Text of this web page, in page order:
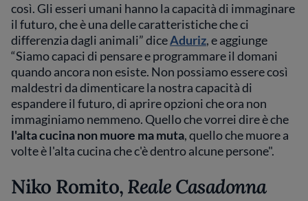
così. Gli esseri umani hanno la capacità di immaginare
il futuro, che è una delle caratteristiche che ci
differenzia dagli animali” diceAduriz, e aggiunge
“Siamo capaci di pensare e programmare il domani
quando ancora non esiste. Non possiamo essere così
maldestri da dimenticare la nostra capacità di
espandere il futuro, di aprire opzioni che ora non
immaginiamo nemmeno. Quello che vorrei dire è che
l'alta cucina non muore ma muta, quello che muore a
volte è l'alta cucina che c'è dentro alcune persone".
Niko Romito,Reale Casadonna